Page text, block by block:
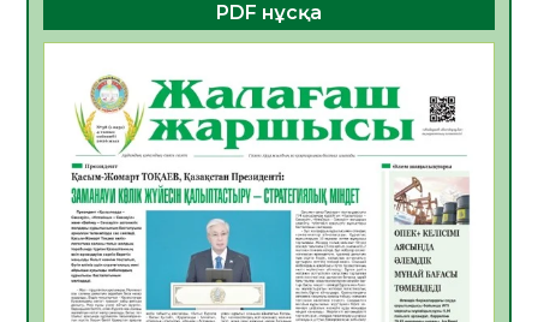
ҚҰРЫЛТАЙ САЙЛАУЫ – БОЛАШАҚҚА
БАСТАР ЖАУАПТЫ ТАҢДАУ
06.08.2026
Инфекциялық ауруларға қарсы иммундау
жұмыстарының тиімділігі
06.08.2026
56
Көкжөтел ауруы туралы
06.08.2026
54
АПВ вакцинасы туралы мәлімет
PDF нұсқа